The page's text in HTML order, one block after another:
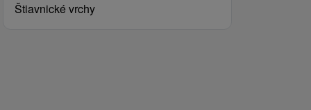
Štiavnické vrchy